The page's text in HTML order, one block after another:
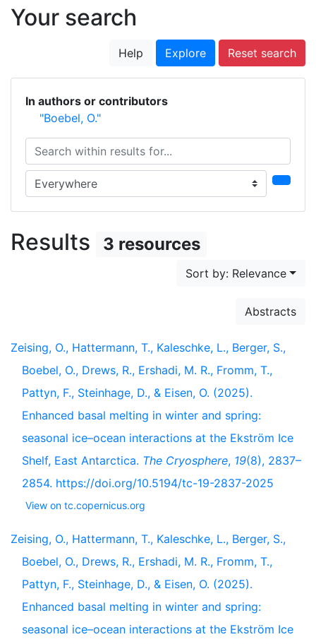
Your search
Help Explore Reset search
In authors or contributors
"Boebel, O."
Search within results for...
Search in...
Results 3 resources
Sort by: Relevance
Abstracts
Zeising, O., Hattermann, T., Kaleschke, L., Berger, S.,
Boebel, O., Drews, R., Ershadi, M. R., Fromm, T.,
Pattyn, F., Steinhage, D., & Eisen, O. (2025).
Enhanced basal melting in winter and spring:
seasonal ice–ocean interactions at the Ekström Ice
Shelf, East Antarctica. The Cryosphere, 19(8), 2837–
2854. https://doi.org/10.5194/tc-19-2837-2025
View on tc.copernicus.org
Zeising, O., Hattermann, T., Kaleschke, L., Berger, S.,
Boebel, O., Drews, R., Ershadi, M. R., Fromm, T.,
Pattyn, F., Steinhage, D., & Eisen, O. (2025).
Enhanced basal melting in winter and spring:
seasonal ice–ocean interactions at the Ekström Ice